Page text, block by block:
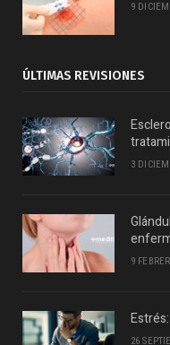
9
ÚLTIMAS REVISIONES
3
9
26